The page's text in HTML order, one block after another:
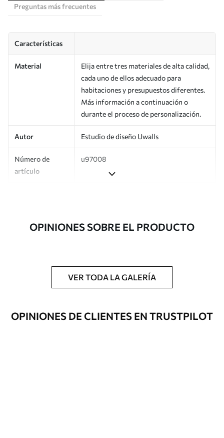
Preguntas más frecuentes
Características
Material
Elija entre tres materiales de alta calidad,
cada uno de ellos adecuado para
habitaciones y presupuestos diferentes.
Más información a continuación o
durante el proceso de personalización.
Autor Estudio de diseño Uwalls
Número de
artículo
u97008
Adicionalmente
Disponible con recubrimiento de barniz
esponja suave. Los murales de pared con
recubrimiento de barniz pueden
Método de
Hasta 360 cm de altura: aplicación sin
OPINIONES SOBRE EL PRODUCTO
VER TODA LA GALERÍA
OPINIONES DE CLIENTES EN TRUSTPILOT